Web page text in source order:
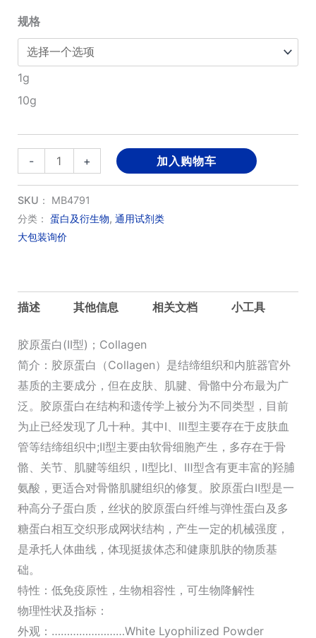
¥580.00
规格
1g
10g
-
原
蛋
白
(II
量
+ 加入购物车
SKU： MB4791
分类： 蛋白及衍生物, 通用试剂类
大包装询价
描述 其他信息 相关文档 小工具
胶原蛋白(II型)；Collagen
简介：胶原蛋白（Collagen）是结缔组织和内脏器官外
基质的主要成分，但在皮肤、肌腱、骨骼中分布最为广
泛。胶原蛋白在结构和遗传学上被分为不同类型，目前
为止已经发现了几十种。其中Ⅰ、Ⅲ型主要存在于皮肤血
管等结缔组织中;Ⅱ型主要由软骨细胞产生，多存在于骨
骼、关节、肌腱等组织，Ⅱ型比Ⅰ、Ⅲ型含有更丰富的羟脯
氨酸，更适合对骨骼肌腱组织的修复。胶原蛋白Ⅱ型是一
种高分子蛋白质，丝状的胶原蛋白纤维与弹性蛋白及多
糖蛋白相互交织形成网状结构，产生一定的机械强度，
是承托人体曲线，体现挺拔体态和健康肌肤的物质基
础。
特性：低免疫原性，生物相容性，可生物降解性
物理性状及指标：
外观：……………………White Lyophilized Powder